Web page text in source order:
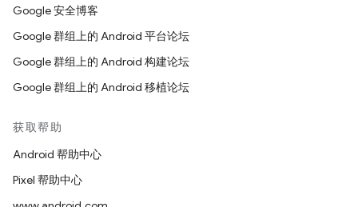
Google 安全博客
Google 群组上的 Android 平台论坛
Google 群组上的 Android 构建论坛
Google 群组上的 Android 移植论坛
获取帮助
Android 帮助中心
Pixel 帮助中心